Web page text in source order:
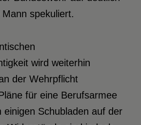
spekuliert.
wird weiterhin
der Wehrpflicht
für eine Berufsarmee
einigen Schubladen auf der